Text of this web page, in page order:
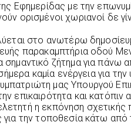
Εφημερίδας με την
ορισμένοι χωριανοί δε
στο ανωτέρω
παρακαμπτήρια οδού
ζήτημα για πάνω
καμία ενέργεια για
μας Υπουργού
επικαιρότητα και κατόπιν
η εκπόνηση σχετικής
την τοποθεσία κάτω από